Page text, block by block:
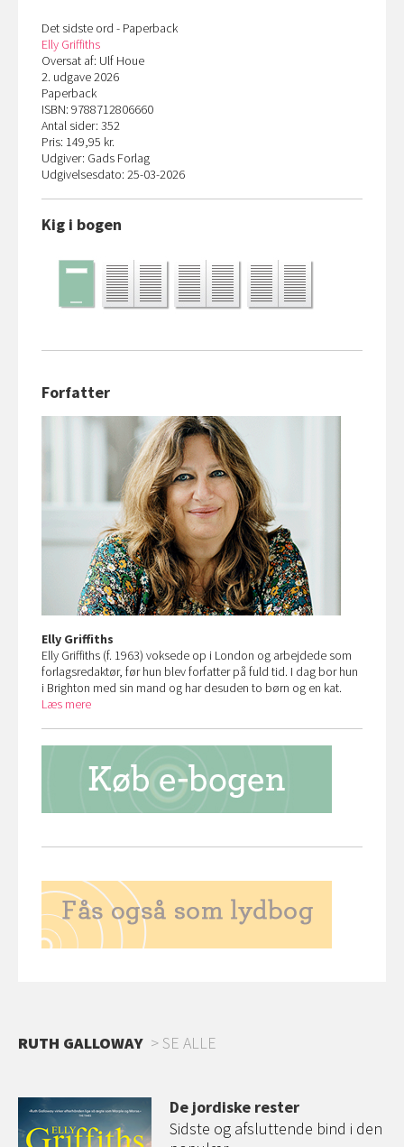
Det sidste ord - Paperback
Elly Griffiths
Oversat af: Ulf Houe
2. udgave 2026
Paperback
ISBN: 9788712806660
Antal sider: 352
Pris: 149,95 kr.
Udgiver: Gads Forlag
Udgivelsesdato: 25-03-2026
Kig i bogen
Forfatter
Elly Griffiths
Elly Griffiths (f. 1963) voksede op i London og arbejdede som
forlagsredaktør, før hun blev forfatter på fuld tid. I dag bor hun
i Brighton med sin mand og har desuden to børn og en kat.
Læs mere
RUTH GALLOWAY SE ALLE
De jordiske rester
Sidste og afsluttende bind i den